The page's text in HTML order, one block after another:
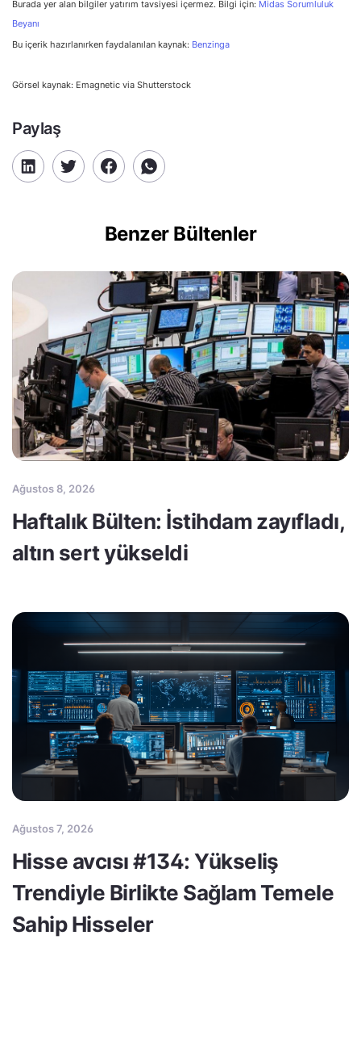
Burada yer alan bilgiler yatırım tavsiyesi içermez. Bilgi için: Midas Sorumluluk
Beyanı
Bu içerik hazırlanırken faydalanılan kaynak: Benzinga
Görsel kaynak: Emagnetic via Shutterstock
Paylaş
Benzer Bültenler
Ağustos 8, 2026
Haftalık Bülten: İstihdam zayıfladı,
altın sert yükseldi
Ağustos 7, 2026
Hisse avcısı #134: Yükseliş
Trendiyle Birlikte Sağlam Temele
Sahip Hisseler